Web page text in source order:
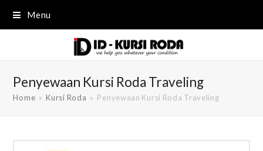
Menu
Penyewaan Kursi Roda Traveling
Home » Kursi Roda » Penyewaan Kursi Roda Traveling